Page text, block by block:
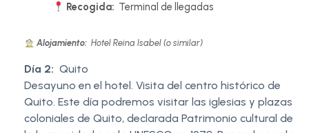
Recogida: Terminal de llegadas
Alojamiento: Hotel Reina Isabel (o similar)
Día 2: Quito
Desayuno en el hotel. Visita del centro histórico de
Quito. Este día podremos visitar las iglesias y plazas
coloniales de Quito, declarada Patrimonio cultural de